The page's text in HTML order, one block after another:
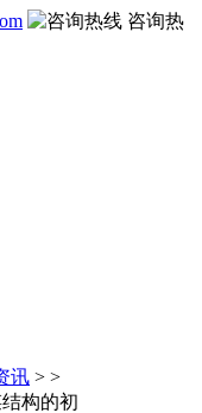
咨询热
讯 > >
构的初